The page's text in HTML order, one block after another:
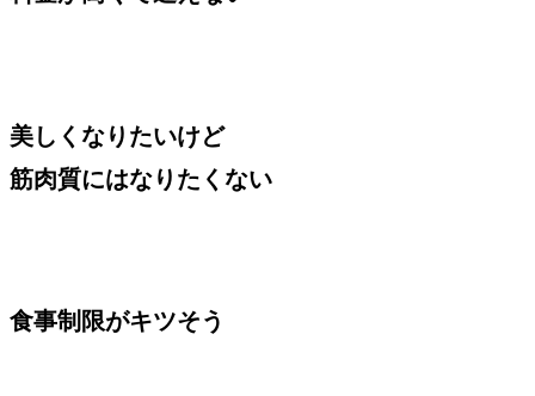
美しくなりたいけど
筋肉質にはなりたくない
食事制限がキツそう